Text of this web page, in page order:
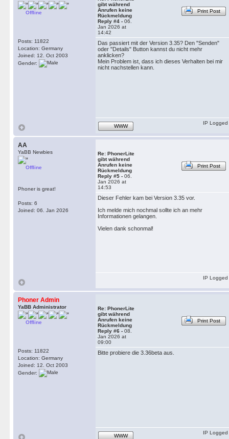
Offline
Posts: 11822
Location: Germany
Joined: 12. Oct 2003
Gender:
gibt während
Anrufen keine
Rückmeldung
Reply #4 - 06.
Jan 2026 at
14:42
Print Post
Das passiert mit der Version 3.35? Den "Senden"
oder "Details" Button kannst du nicht mehr
anklicken?
Mein Problem ist, dass ich dieses Verhalten bei mir
nicht nachstellen kann.
WWW
IP Logged
AA
YaBB Newbies
Offline
Phoner is great!
Posts: 6
Joined: 06. Jan 2026
Re: PhonerLite
gibt während
Anrufen keine
Rückmeldung
Reply #5 - 06.
Jan 2026 at
14:53
Print Post
Dieser Fehler kam bei Version 3.35 vor.
Ich melde mich nochmal sollte ich an mehr
Informationen gelangen.
Vielen dank schonmal!
IP Logged
Phoner Admin
YaBB Administrator
Offline
Posts: 11822
Location: Germany
Joined: 12. Oct 2003
Gender:
Re: PhonerLite
gibt während
Anrufen keine
Rückmeldung
Reply #6 - 08.
Jan 2026 at
09:00
Print Post
Bitte probiere die 3.36beta aus.
WWW
IP Logged